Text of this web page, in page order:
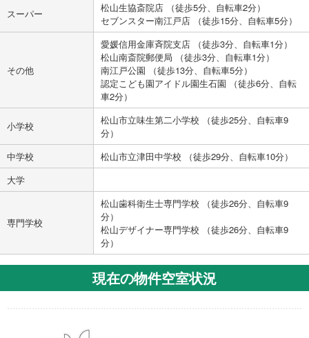
スーパー
松山生協斎院店 （徒歩5分、自転車2分）
セブンスター南江戸店 （徒歩15分、自転車5分）
その他
愛媛信用金庫斉院支店 （徒歩3分、自転車1分）
松山南斎院郵便局 （徒歩3分、自転車1分）
南江戸公園 （徒歩13分、自転車5分）
認定こども園アイドル園生石園 （徒歩6分、自転
車2分）
小学校
松山市立味生第二小学校 （徒歩25分、自転車9
分）
中学校
松山市立津田中学校 （徒歩29分、自転車10分）
大学
専門学校
松山歯科衛生士専門学校 （徒歩26分、自転車9
分）
松山デザイナー専門学校 （徒歩26分、自転車9
分）
現在の物件空室状況